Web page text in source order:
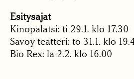
Esitysajat
Kinopalatsi: ti 29.1. klo 17.30
Savoy-teatteri: to 31.1. klo
Bio Rex: la 2.2. klo 16.00